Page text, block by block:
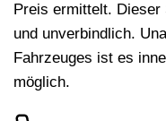
Preis ermittelt.
und unverbindlich.
Fahrzeuges ist es
möglich.